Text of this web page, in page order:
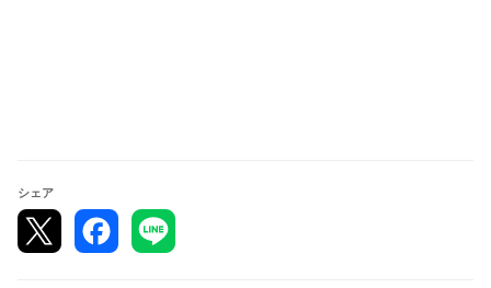
【参加資格】
・当日現地に来場可能な方
⇒エントリー後にキャンセルが必要な場合、大会前日まで
シェア